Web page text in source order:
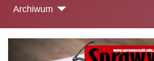
Archiwum